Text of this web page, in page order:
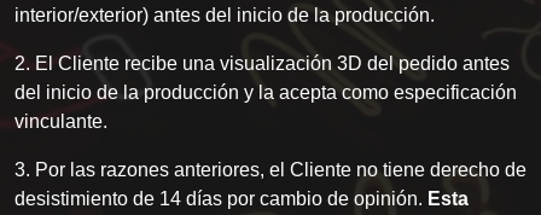
interior/exterior) antes del inicio de la producción.
2. El Cliente recibe una visualización 3D del pedido antes
del inicio de la producción y la acepta como especificación
vinculante.
3. Por las razones anteriores, el Cliente no tiene derecho de
desistimiento de 14 días por cambio de opinión. Esta